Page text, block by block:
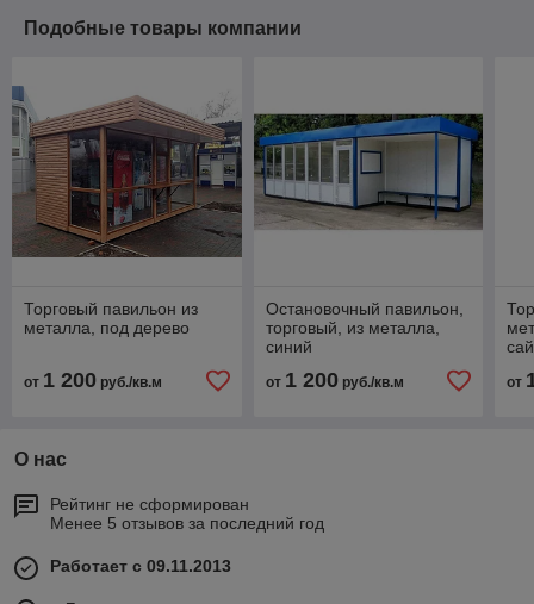
Подобные товары компании
Торговый павильон из
металла, под дерево
от 1 200 руб./кв.м
Остановочный павильон,
торговый, из металла,
синий
от 1 200руб./кв.м от
О нас
Рейтинг не сформирован
Менее 5 отзывов за последний год
Работает с 09.11.2013